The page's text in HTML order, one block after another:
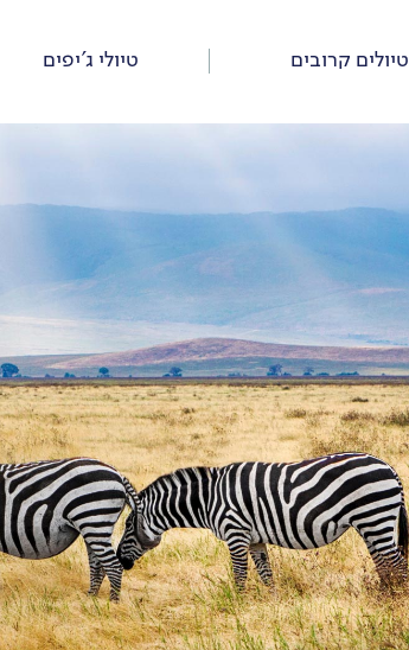
טיולים קרובים טיולי ג’יפים